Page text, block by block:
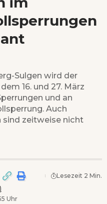
Sulgen wird der
16. und 27. März
und an
Auch
sind zeitweise nicht
Uhr
Lesezeit 2 Min.